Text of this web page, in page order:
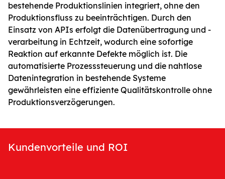
bestehende Produktionslinien integriert, ohne den
Produktionsfluss zu beeinträchtigen. Durch den
Einsatz von APIs erfolgt die Datenübertragung und -
verarbeitung in Echtzeit, wodurch eine sofortige
Reaktion auf erkannte Defekte möglich ist. Die
automatisierte Prozesssteuerung und die nahtlose
Datenintegration in bestehende Systeme
gewährleisten eine effiziente Qualitätskontrolle ohne
Produktionsverzögerungen.
Kundenvorteile und ROI